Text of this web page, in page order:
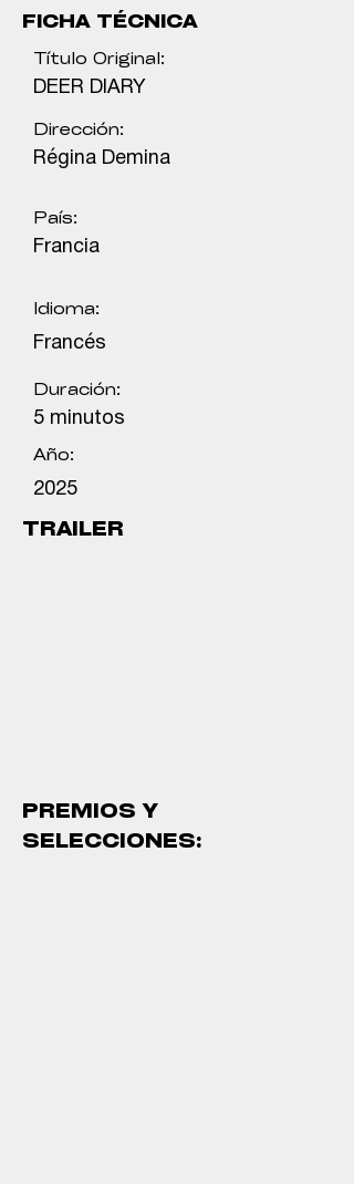
FICHA TÉCNICA
Título Original:
DEER DIARY
Dirección:
Régina Demina
País:
Francia
Idioma:
Francés
Duración:
5 minutos
Año:
2025
TRAILER
PREMIOS Y
SELECCIONES: